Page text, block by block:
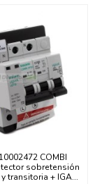
COMBI
sobretensión
transitoria + IGA...